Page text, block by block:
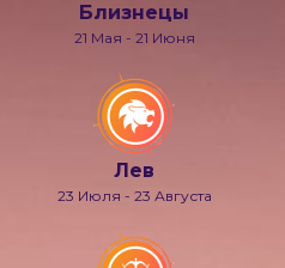
Близнецы
21 Мая - 21 Июня
Лев
23 Июля - 23 Августа